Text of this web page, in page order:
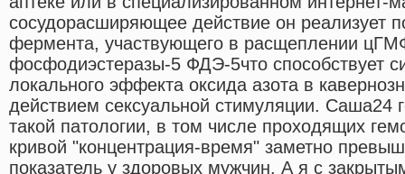
сосудорасширяющее действие он реализует
фермента, участвующего в расщеплении
фосфодиэстеразы-5 ФДЭ-5что способствует
локального эффекта оксида азота в
действием сексуальной стимуляции.
такой патологии, в том числе проходящих
кривой "концентрация-время" заметно
показатель у здоровых мужчин. А я с